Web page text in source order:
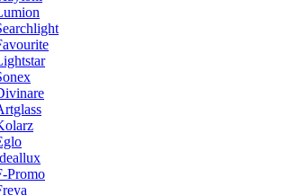
Promo